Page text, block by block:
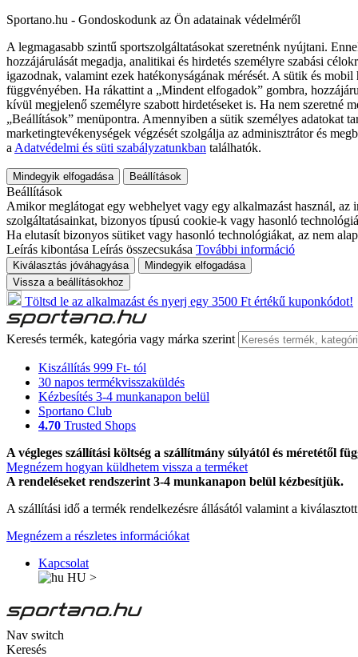
Sportano.hu - Gondoskodunk az Ön adatainak védelméről
A legmagasabb szintű sportszolgáltatásokat szeretnénk nyújtani.
hozzájárulását megadja, analitikai és hirdetés személyre szabási
igazodnak, valamint ezek hatékonyságának mérését. A sütik és
függvényében. Ha rákattint a „Mindent elfogadok” gombra,
kívül megjelenő személyre szabott hirdetéseket is. Ha nem szeretné
„Beállítások” menüpontra. Amennyiben a sütik személyes adatokat
marketingtevékenységek végzését szolgálja az adminisztrátor és
a Adatvédelmi és süti szabályzatunkban találhatók.
Mindegyik elfogadása Beállítások
Beállítások
Amikor meglátogat egy webhelyet vagy egy alkalmazást használ,
szolgáltatásainkat, bizonyos típusú cookie-k vagy hasonló
Ha elutasít bizonyos sütiket vagy hasonló technológiákat, az nem
Leírás kibontása Leírás összecsukása További információ
Kiválasztás jóváhagyása
Mindegyik elfogadása
Vissza a beállításokhoz
Töltsd le az alkalmazást és nyerj egy 3500 Ft értékű kuponkódot!
Keresés termék, kategória vagy márka szerint
Kiszállítás 999 Ft- tól
30 napos termékvisszaküldés
Kézbesítés 3-4 munkanapon belül
Sportano Club
4.70 Trusted Shops
A végleges szállítási költség a szállítmány súlyától és méretétől
Megnézem hogyan küldhetem vissza a terméket
A rendeléseket rendszerint 3-4 munkanapon belül kézbesítjük.
A szállítási idő a termék rendelkezésre állásától valamint a
Megnézem a részletes információkat
Kapcsolat
HU >
Nav switch
Keresés